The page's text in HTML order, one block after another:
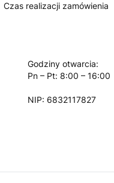
Czas realizacji zamówienia
Godziny otwarcia:
Pn – Pt: 8:00 – 16:00
NIP: 6832117827